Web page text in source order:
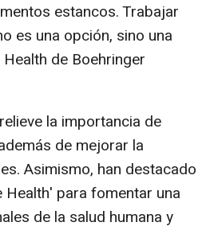
estancos. Trabajar
es una opción, sino una
de Boehringer
la importancia de
de mejorar la
Asimismo, han destacado
para fomentar una
de la salud humana y